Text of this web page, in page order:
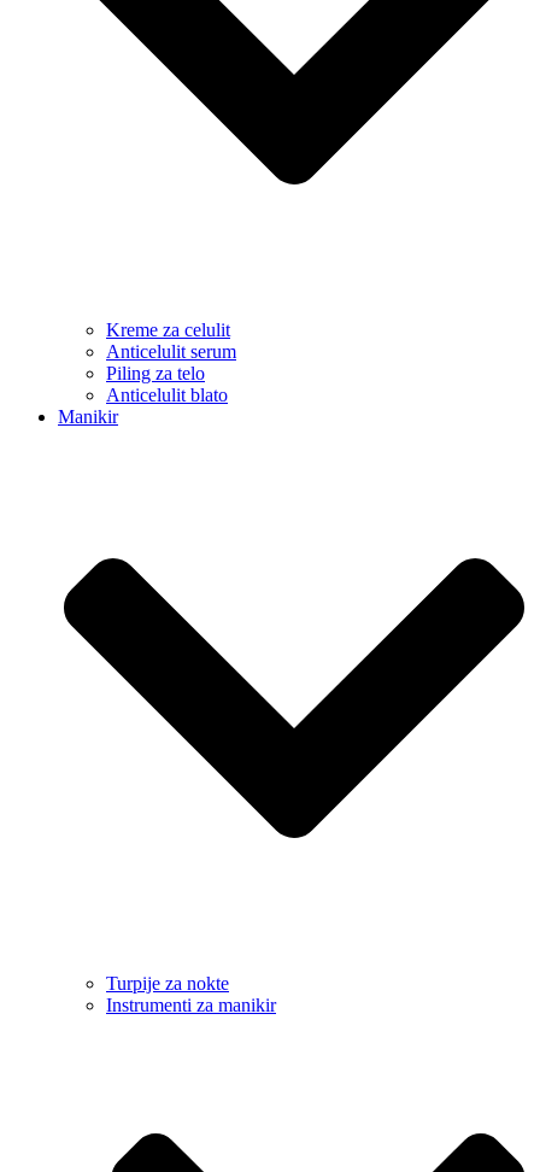
Kreme za celulit
Anticelulit serum
Piling za telo
Anticelulit blato
Manikir
Turpije za nokte
Instrumenti za manikir